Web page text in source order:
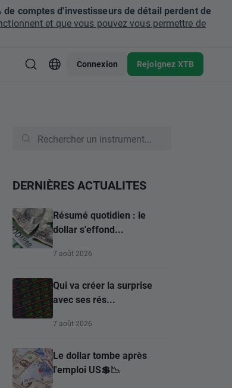
de comptes d'investisseurs de détail perdent de
et que vous pouvez vous permettre de
Connexion Rejoignez XTB
DERNIÈRES ACTUALITES
Résumé quotidien : le
dollar s'effond...
7 août 2026
Qui va créer la surprise
avec ses rés...
7 août 2026
Le dollar tombe après
l'emploi US💲📉